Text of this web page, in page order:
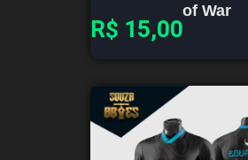
of War
R$ 15,00